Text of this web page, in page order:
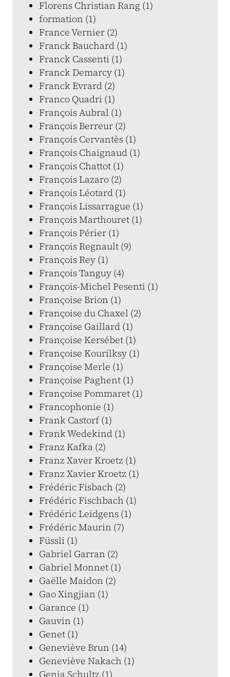
Florens Christian Rang (1)
formation (1)
France Vernier (2)
Franck Bauchard (1)
Franck Cassenti (1)
Franck Demarcy (1)
Franck Evrard (2)
Franco Quadri (1)
François Aubral (1)
François Berreur (2)
François Cervantès (1)
François Chaignaud (1)
François Chattot (1)
François Lazaro (2)
François Léotard (1)
François Lissarrague (1)
François Marthouret (1)
François Périer (1)
François Regnault (9)
François Rey (1)
François Tanguy (4)
François-Michel Pesenti (1)
Françoise Brion (1)
Françoise du Chaxel (2)
Françoise Gaillard (1)
Françoise Kersébet (1)
Françoise Kourilksy (1)
Françoise Merle (1)
Françoise Paghent (1)
Françoise Pommaret (1)
Francophonie (1)
Frank Castorf (1)
Frank Wedekind (1)
Franz Kafka (2)
Franz Xaver Kroetz (1)
Franz Xavier Kroetz (1)
Frédéric Fisbach (2)
Frédéric Fischbach (1)
Frédéric Leidgens (1)
Frédéric Maurin (7)
Füssli (1)
Gabriel Garran (2)
Gabriel Monnet (1)
Gaëlle Maidon (2)
Gao Xingjian (1)
Garance (1)
Gauvin (1)
Genet (1)
Geneviève Brun (14)
Geneviève Nakach (1)
Genia Schultz (1)